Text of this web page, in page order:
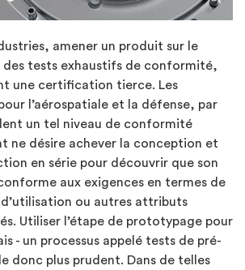
amener un produit sur le
des tests exhaustifs de conformité,
une certification tierce. Les
l’aérospatiale et la défense, par
un tel niveau de conformité
ne désire achever la conception et
en série pour découvrir que son
aux exigences en termes de
ou autres attributs
Utiliser l’étape de prototypage pour
- un processus appelé tests de pré-
donc plus prudent. Dans de telles